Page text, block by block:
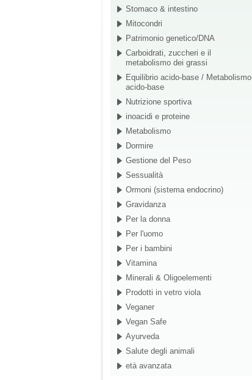
Stomaco & intestino
Mitocondri
Patrimonio genetico/DNA
Carboidrati, zuccheri e il
metabolismo dei grassi
Equilibrio acido-base / Metabolismo
acido-base
Nutrizione sportiva
inoacidi e proteine
Metabolismo
Dormire
Gestione del Peso
Sessualità
Ormoni (sistema endocrino)
Gravidanza
Per la donna
Per l'uomo
Per i bambini
Vitamina
Minerali & Oligoelementi
Prodotti in vetro viola
Veganer
Vegan Safe
Ayurveda
Salute degli animali
età avanzata